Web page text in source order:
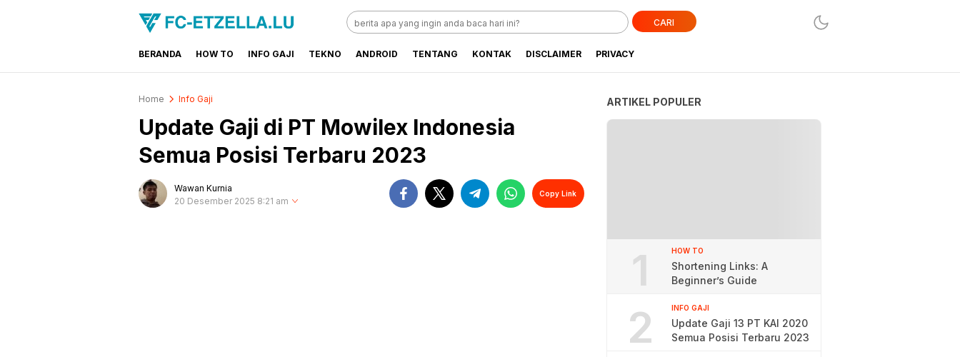
FC-ETZELLA.LU
Share & Learn The World
CARI
BERANDA HOW TO INFO GAJI TEKNO ANDROID TENTANG KONTAK DISCLAIMER PRIVACY
Home Info Gaji
Update Gaji di PT Mowilex Indonesia
Semua Posisi Terbaru 2023
Wawan Kurnia
20 Desember 2025 8:21 am
Copy Link
ARTIKEL POPULER
1 HOW TO
Shortening Links: A
Beginner’s Guide
2 INFO GAJI
Update Gaji 13 PT KAI 2020
Semua Posisi Terbaru 2023